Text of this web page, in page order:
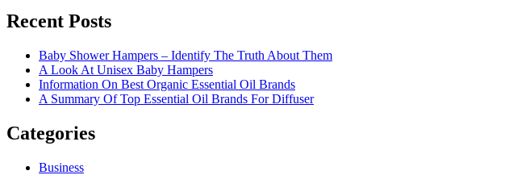
Recent Posts
Baby Shower Hampers – Identify The Truth About Them
A Look At Unisex Baby Hampers
Information On Best Organic Essential Oil Brands
A Summary Of Top Essential Oil Brands For Diffuser
Categories
Business